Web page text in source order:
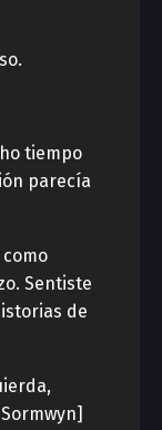
tiempo
parecía
Sentiste
de